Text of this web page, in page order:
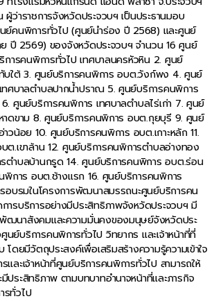
ว่าราชการจังหวัดประจวบฯ เป็นประธานมอบ
ย์คนพิการทั่วไป (ศูนย์นำร่อง ปี 2568) และศูนย์
ปี 2569) ของจังหวัดประจวบฯ จำนวน 16 ศูนย์
ารคนพิการทั่วไป เทศบาลนครหัวหิน 2. ศูนย์
บใต้ 3. ศูนย์บริการคนพิการ อบต.วังก์พง 4. ศูนย์
ทศบาลตำบลปากน้ำปราณ 5. ศูนย์บริการคนพิการ
ศูนย์บริการคนพิการ เทศบาลตำบลไร่เก่า 7. ศูนย์
ดขาม 8. ศูนย์บริการคนพิการ อบต.กุยบุรี 9. ศูนย์
วน้อย 10. ศูนย์บริการคนพิการ อบต.เกาะหลัก 11.
.เขาล้าน 12. ศูนย์บริการคนพิการตำบลอ่างทอง
ตำบลบ้านกรูด 14. ศูนย์บริการคนพิการ อบต.ร่อน
พิการ อบต.ช้างแรก 16. ศูนย์บริการคนพิการ
อบรมในโครงการพัฒนาสมรรถนะศูนย์บริการคน
ารบริการอย่างมีประสิทธิภาพจังหวัดประจวบฯ มี
ฒนาสังคมและความมั่นคงของมนุษย์จังหวัดประ
ย์บริการคนพิการทั่วไป วิทยากร และเจ้าหน้าที่ที่
โดยมีวัตถุประสงค์เพื่อเสริมสร้างความรู้ความเข้าใจ
ละเจ้าหน้าที่ศูนย์บริการคนพิการทั่วไป สามารถให้
ประสิทธิภาพ ตามบทบาทอำนาจหน้าที่และภารกิจ
รทั่วไป